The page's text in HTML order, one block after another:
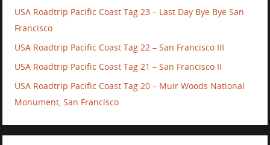
USA Roadtrip Pacific Coast Tag 23 – Last Day Bye Bye San
Francisco
USA Roadtrip Pacific Coast Tag 22 – San Francisco III
USA Roadtrip Pacific Coast Tag 21 – San Francisco II
USA Roadtrip Pacific Coast Tag 20 – Muir Woods National
Monument, San Francisco